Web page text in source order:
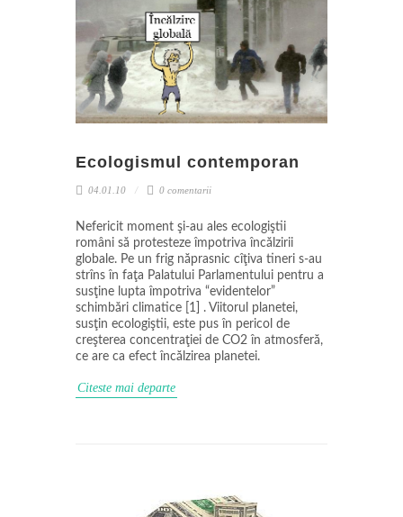
Ecologismul contemporan
04.01.10 0 comentarii
Nefericit moment şi-au ales ecologiştii
români să protesteze împotriva încălzirii
globale. Pe un frig năprasnic cîţiva tineri s-au
strîns în faţa Palatului Parlamentului pentru a
susţine lupta împotriva “evidentelor”
schimbări climatice [1] . Viitorul planetei,
susţin ecologiştii, este pus în pericol de
creşterea concentraţiei de CO2 în atmosferă,
ce are ca efect încălzirea planetei.
Citeste mai departe